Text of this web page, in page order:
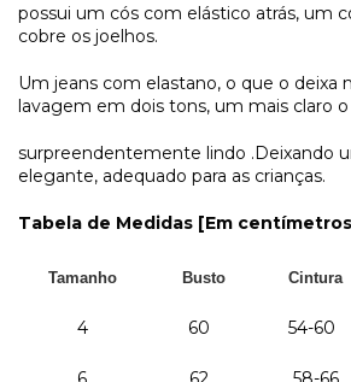
possui um cós com elástico atrás, um
cobre os joelhos.
Um jeans com elastano, o que o deixa
lavagem em dois tons, um mais claro
surpreendentemente lindo .Deixando
elegante, adequado para as crianças.
Tabela de Medidas [Em
Tamanho Busto Cintura
4 60 54-60